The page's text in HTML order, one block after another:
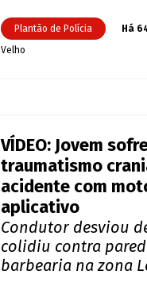
Plantão de Polícia Há
Velho
VÍDEO: Jovem
traumatismo
acidente com
aplicativo
Condutor desviou
colidiu contra
barbearia na zona